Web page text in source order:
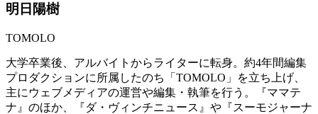
明日陽樹
TOMOLO
大学卒業後、アルバイトからライターに転身。約4年間編集
プロダクションに所属したのち「TOMOLO」を立ち上げ、
主にウェブメディアの運営や編集・執筆を行う。『ママテ
ナ』のほか、『ダ・ヴィンチニュース』や『スーモジャーナ